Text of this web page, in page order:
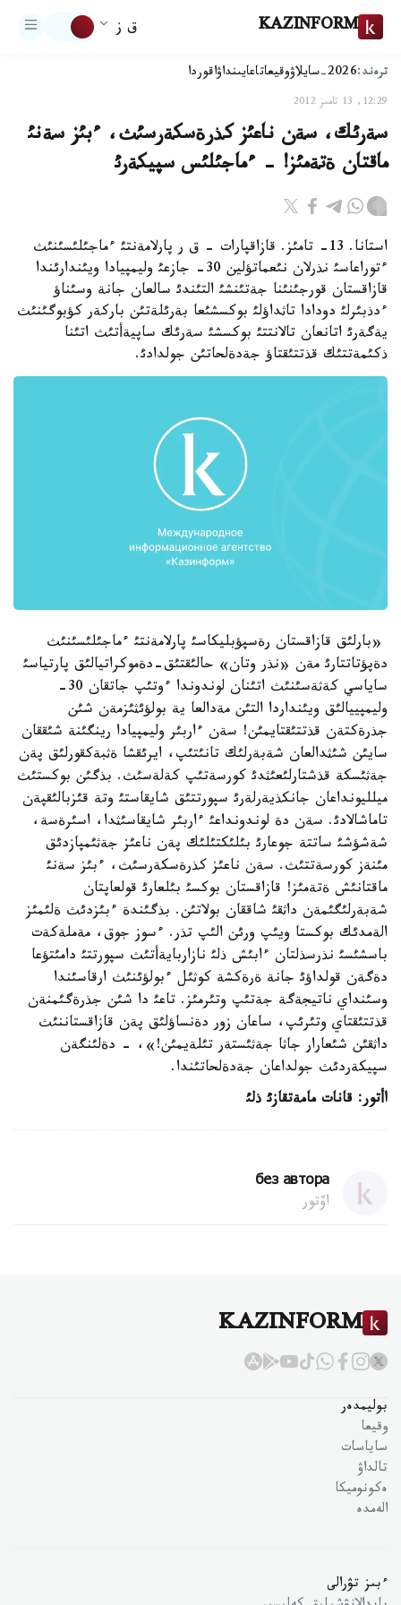
KAZINFORM ق ز
ترەند:2026-سايلاۋ وقيعاتاعايىنداۋاقوردا
12:29, 13 تامىز 2012
سةرئك، سةن ناعئز كذرةسكةرسئث، ءبئز سةنئ
ماقتان ةتةمئز! - ءماجئلئس سپيكةرئ
استانا. 13- تامئز. قازاقپارات - ق ر پارلامةنتئ ءماجئلئسئنئث
ءتوراعاسئ نذرلان نئعماتؤلين 30- جازعئ وليمپيادا ويئندارئندا
قازاقستان قورجئنئنا جةتئنشئ التئندئ سالعان جانة وسئناؤ
ءدذبئرلئ دودادا تاثداؤلئ بوكسشئعا بةرئلةتئن باركةر كؤبوگئنئث
يةگةرئ اتانعان تالانتتئ بوكسشئ سةرئك ساپيةأتئث اتئنا
ذكئمةتتئك قذتتئقتاؤ جةدةلحاتئن جولدادئ.
«بارلئق قازاقستان رةسپؤبليكاسئ پارلامةنتئ ءماجئلئسئنئث
دةپؤتاتتارئ مةن «نذر وتان» حالئقتئق-دةموكراتيالئق پارتياسئ
ساياسي كةثةسئنئث اتئنان لوندوندا ءوتئپ جاتقان 30-
وليمپييالئق ويئنداردا التئن مةدالعا ية بولؤئثئزمةن شئن
جذرةكتةن قذتتئقتايمئن! سةن ءاربئر وليمپيادا رينگئنة شئققان
سايئن شئثدالعان شةبةرلئك تانئتئپ، ايرئقشا ةثبةكقورلئق پةن
جةثئسكة قذشتارلئعئثدئ كورسةتئپ كةلةسئث. بذگئن بوكستئث
ميلليونداعان جانكذيةرلةرئ سپورتتئق شايقاستئ وتة قئزبالئقپةن
تاماشالادئ. سةن دة لوندونداعئ ءاربئر شايقاسئثدا، اسئرةسة،
شةشؤشئ ساتتة جوعارئ بئلئكتئلئك پةن ناعئز جةثئمپازدئق
مئنةز كورسةتتئث. سةن ناعئز كذرةسكةرسئث، ءبئز سةنئ
ماقتانئش ةتةمئز! قازاقستان بوكسئ بئلعارئ قولعاپتان
شةبةرلئگئمةن داثقئ شاققان بولاتئن. بذگئندة ءبئزدئث ةلئمئز
الةمدئك بوكستا ويئپ ورئن الئپ تذر. ءسوز جوق، مةملةكةت
باسشئسئ نذرسذلتان ءابئش ذلئ نازاربايةأتئث سپورتتئ دامئتؤعا
دةگةن قولداؤئ جانة ةرةكشة كوثئل ءبولؤئنئث ارقاسئندا
وسئنداي ناتيجةگة جةتئپ وتئرمئز. تاعئ دا شئن جذرةگئمنةن
قذتتئقتاي وتئرئپ، ساعان زور دةنساؤلئق پةن قازاقستاننئث
داثقئن شئعارار جاثا جةثئستةر تئلةيمئن!»، - دةلئنگةن
سپيكةردئث جولداعان جةدةلحاتئندا.
اأتور: قانات مامةتقازئ ذلئ
без автора
اۆتور
KAZINFORM
بوليمدەر
وقيعا
ساياسات
تالداۋ
ەكونوميكا
الەمدە
ءبىز تۋرالى